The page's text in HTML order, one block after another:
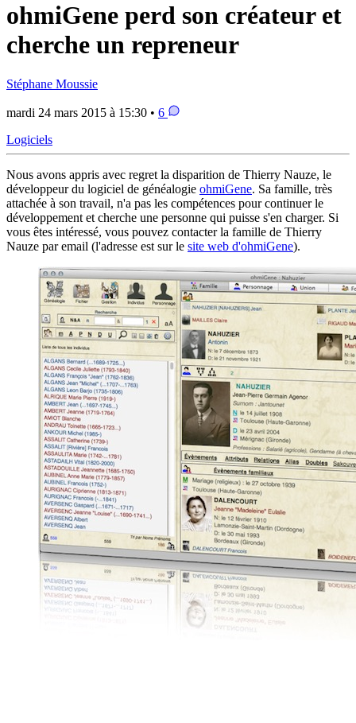
ohmiGene perd son créateur et
cherche un repreneur
Stéphane Moussie
mardi 24 mars 2015 à 15:30 • 6
Logiciels
Nous avons appris avec regret la disparition de Thierry Nauze, le
développeur du logiciel de généalogie ohmiGene. Sa famille, très
attachée à son travail, n'a pas les compétences pour continuer le
développement et cherche une personne qui puisse s'en charger. Si
vous êtes intéressé, vous pouvez contacter la famille de Thierry
Nauze par email (l'adresse est sur le site web d'ohmiGene).